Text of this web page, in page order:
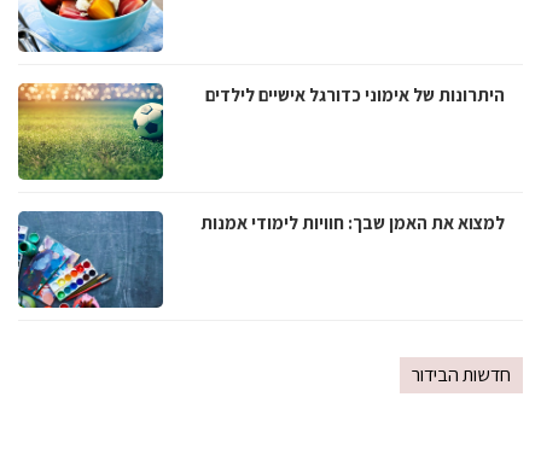
היתרונות של אימוני כדורגל אישיים לילדים
למצוא את האמן שבך: חוויות לימודי אמנות
חדשות הבידור